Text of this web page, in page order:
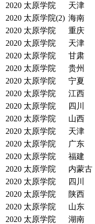
2020 太原学院 天津
2020 太原学院(2) 海南
2020 太原学院 重庆
2020 太原学院 天津
2020 太原学院 甘肃
2020 太原学院 贵州
2020 太原学院 宁夏
2020 太原学院 江西
2020 太原学院 四川
2020 太原学院 山西
2020 太原学院 天津
2020 太原学院 广东
2020 太原学院 福建
2020 太原学院 内蒙古
2020 太原学院 四川
2020 太原学院 陕西
2020 太原学院 山东
2020 太原学院 湖南